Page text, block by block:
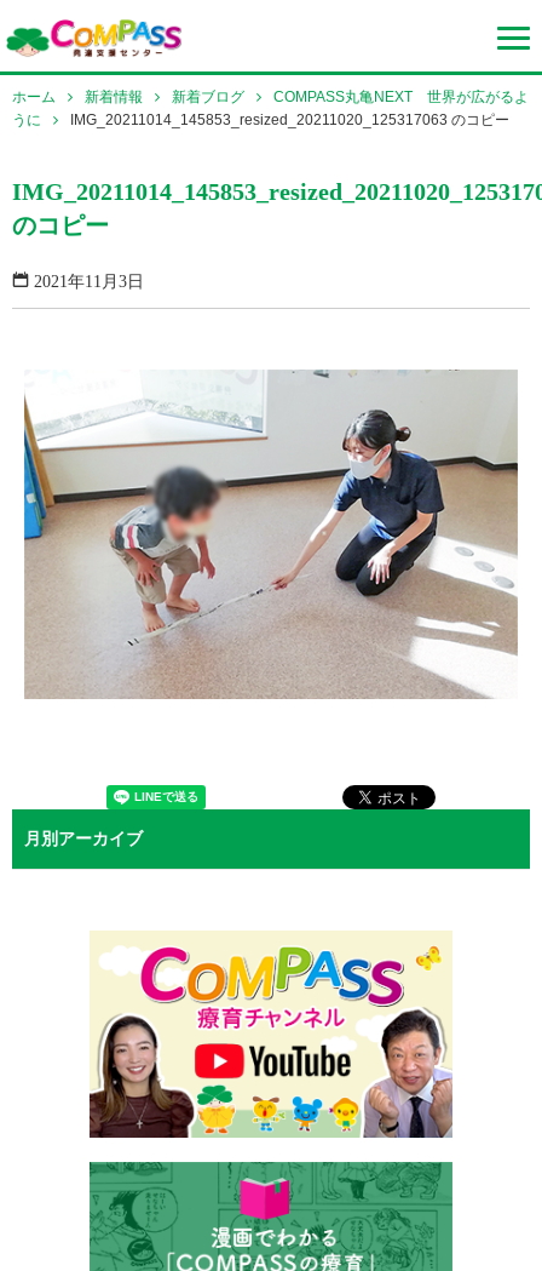
ホーム 新着情報 新着ブログ
COMPASS丸亀NEXT 世界が広がるよ
うに
IMG_20211014_145853_resized_20211020_125317063 のコピー
のコピー
2021年11月3日
月別アーカイブ